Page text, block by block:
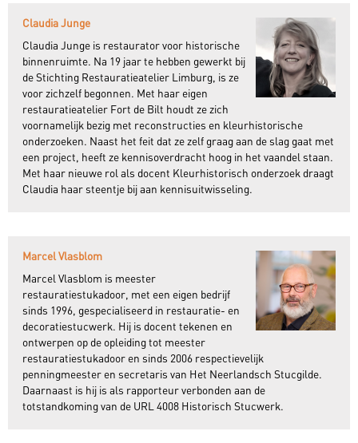
Claudia Junge
Claudia Junge is restaurator voor historische
binnenruimte. Na 19 jaar te hebben gewerkt bij
de Stichting Restauratieatelier Limburg, is ze
voor zichzelf begonnen. Met haar eigen
restauratieatelier Fort de Bilt houdt ze zich
voornamelijk bezig met reconstructies en kleurhistorische
onderzoeken. Naast het feit dat ze zelf graag aan de slag gaat met
een project, heeft ze kennisoverdracht hoog in het vaandel staan.
Met haar nieuwe rol als docent Kleurhistorisch onderzoek draagt
Claudia haar steentje bij aan kennisuitwisseling.
Marcel Vlasblom
Marcel Vlasblom is meester
restauratiestukadoor, met een eigen bedrijf
sinds 1996, gespecialiseerd in restauratie- en
decoratiestucwerk. Hij is docent tekenen en
ontwerpen op de opleiding tot meester
restauratiestukadoor en sinds 2006 respectievelijk
penningmeester en secretaris van Het Neerlandsch Stucgilde.
Daarnaast is hij is als rapporteur verbonden aan de
totstandkoming van de URL 4008 Historisch Stucwerk.